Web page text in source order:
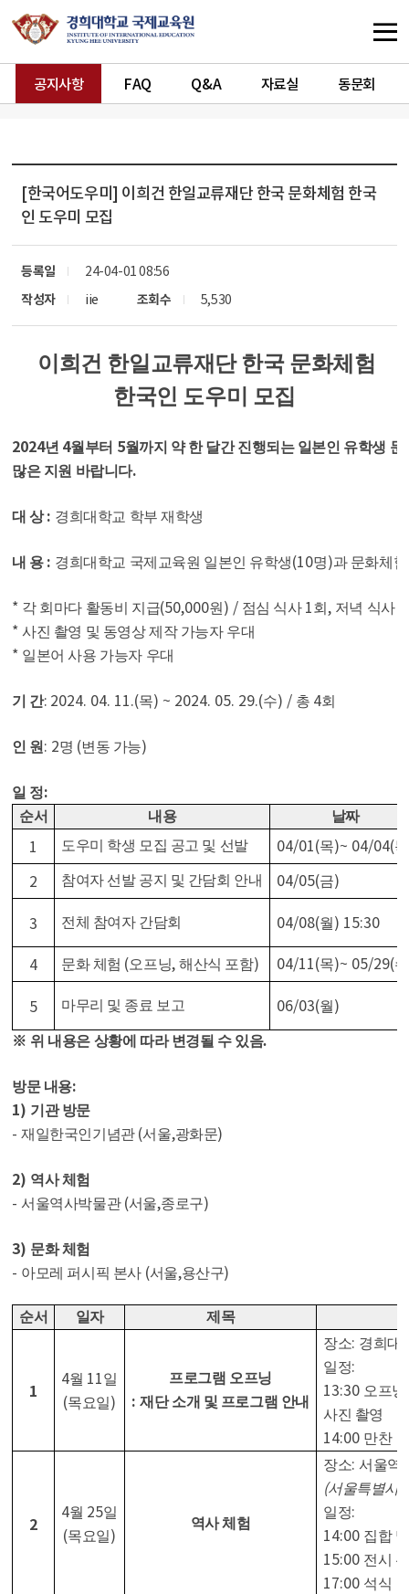
공지사항 FAQ Q&A 자료실 동문회
[한국어도우미] 이희건 한일교류재단 한국 문화체험 한국
인 도우미 모집
등록일
24-04-01 08:56
작성자
iie 조회수 5,530
이희건 한일교류재단 한국 문화체험
한국인 도우미 모집
2024년 4월부터 5월까지 약 한 달간 진행되는 일본인 유학생
많은 지원 바랍니다.
대 상: 경희대학교 학부 재학생
내 용 : 경희대학교 국제교육원 일본인 유학생(10명)과 문화체
* 각 회마다 활동비 지급(50,000원 ) / 점심 식사 1회 , 저녁 식사
*사진 촬영 및 동영상 제작 가능자 우대
* 일본어 사용 가능자 우대
기 간: 2024. 04. 11.(목) ~ 2024. 05. 29.(수) / 총 4회
인 원 : 2명 (변동 가능)
일 정:
순서 내용 날짜
1 도우미 학생 모집 공고 및 선발 04/01(목)~ 04/04(목
2
참여자 선발 공지 및 간담회 안내 04/05(금)
3
전체 참여자 간담회 04/08(월) 15:30
4
문화 체험 (오프닝,해산식 포함) 04/11(목)~ 05/29(수
5
마무리 및 종료 보고 06/03(월)
※ 위 내용은 상황에 따라 변경될 수 있음.
방문 내용:
1) 기관 방문
-재일한국인기념관 (서울,광화문)
2) 역사 체험
- 서울역사박물관 (서울,종로구)
3) 문화 체험
- 아모레 퍼시픽 본사 (서울,용산구)
순서 일자 제목
1
4월 11일
(목요일)
프로그램 오프닝
:재단 소개 및 프로그램 안내
장소: 경희대
일정:
13:30 오프
사진 촬영
14:00 만찬
2
4월 25일
(목요일)
역사 체험
장소: 서울역
(서울특별시
일정:
14:00 집합
15:00 전시
17:00 석식